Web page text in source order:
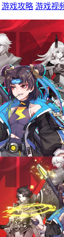
游戏攻略 游戏视